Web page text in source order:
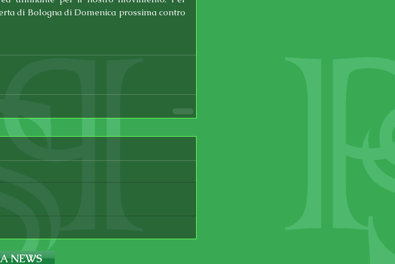
di Bologna di Domenica prossima contro
NEWS